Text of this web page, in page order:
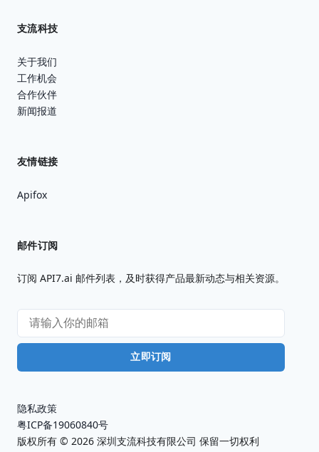
支流科技
关于我们
工作机会
合作伙伴
新闻报道
友情链接
Apifox
邮件订阅
订阅 API7.ai 邮件列表，及时获得产品最新动态与相关资源。
立即订阅
隐私政策
粤ICP备19060840号
版权所有 © 2026 深圳支流科技有限公司 保留一切权利